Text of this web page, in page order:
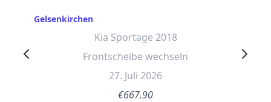
Gelsenkirchen
Kia Sportage 2018
Frontscheibe wechseln
27. Juli 2026
€667.90